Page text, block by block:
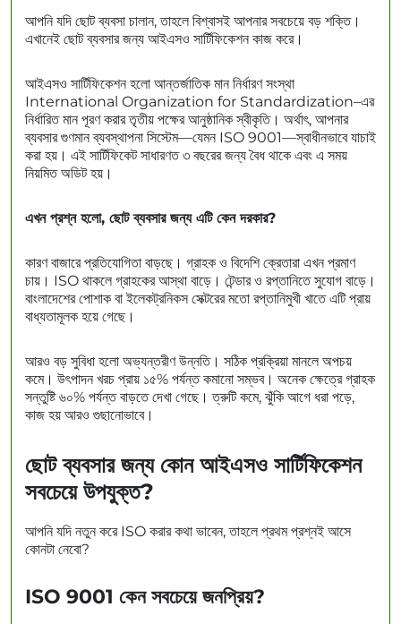
আপনি যদি ছোট ব্যবসা চালান, তাহলে বিশ্বাসই আপনার সবচেয়ে বড় শক্তি।
এখানেই ছোট ব্যবসার জন্য আইএসও সার্টিফিকেশন কাজ করে।
আইএসও সার্টিফিকেশন হলো আন্তর্জাতিক মান নির্ধারণ সংস্থা
International Organization for Standardization–এর
নির্ধারিত মান পূরণ করার তৃতীয় পক্ষের আনুষ্ঠানিক স্বীকৃতি। অর্থাৎ, আপনার
ব্যবসার গুণমান ব্যবস্থাপনা সিস্টেম—যেমন ISO 9001—স্বাধীনভাবে যাচাই
করা হয়। এই সার্টিফিকেট সাধারণত ৩ বছরের জন্য বৈধ থাকে এবং এ সময়
নিয়মিত অডিট হয়।
এখন প্রশ্ন হলো, ছোট ব্যবসার জন্য এটি কেন দরকার?
কারণ বাজারে প্রতিযোগিতা বাড়ছে। গ্রাহক ও বিদেশি ক্রেতারা এখন প্রমাণ
চায়। ISO থাকলে গ্রাহকের আস্থা বাড়ে। টেন্ডার ও রপ্তানিতে সুযোগ বাড়ে।
বাংলাদেশের পোশাক বা ইলেকট্রনিকস সেক্টরের মতো রপ্তানিমুখী খাতে এটি প্রায়
বাধ্যতামূলক হয়ে গেছে।
আরও বড় সুবিধা হলো অভ্যন্তরীণ উন্নতি। সঠিক প্রক্রিয়া মানলে অপচয়
কমে। উৎপাদন খরচ প্রায় ১৫% পর্যন্ত কমানো সম্ভব। অনেক ক্ষেত্রে গ্রাহক
সন্তুষ্টি ৬০% পর্যন্ত বাড়তে দেখা গেছে। ত্রুটি কমে, ঝুঁকি আগে ধরা পড়ে,
কাজ হয় আরও গুছানোভাবে।
ছোট ব্যবসার জন্য কোন আইএসও সার্টিফিকেশন
সবচেয়ে উপযুক্ত?
আপনি যদি নতুন করে ISO করার কথা ভাবেন, তাহলে প্রথম প্রশ্নই আসে
কোনটা নেবো?
ISO 9001 কেন সবচেয়ে জনপ্রিয়?